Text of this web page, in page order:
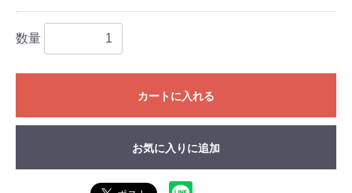
数量
カートに入れる
お気に入りに追加